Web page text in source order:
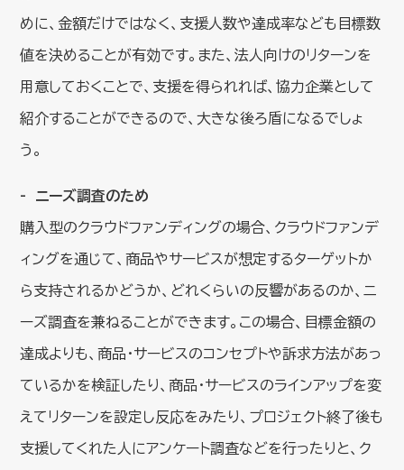
めに、金額だけではなく、支援人数や達成率なども目標数
値を決めることが有効です。また、法人向けのリターンを
用意しておくことで、支援を得られれば、協力企業として
紹介することができるので、大きな後ろ盾になるでしょ
う。
ニーズ調査のため
購入型のクラウドファンディングの場合、クラウドファンデ
ィングを通じて、商品やサービスが想定するターゲットか
ら支持されるかどうか、どれくらいの反響があるのか、ニ
ーズ調査を兼ねることができます。この場合、目標金額の
達成よりも、商品・サービスのコンセプトや訴求方法があっ
ているかを検証したり、商品・サービスのラインアップを変
えてリターンを設定し反応をみたり、プロジェクト終了後も
支援してくれた人にアンケート調査などを行ったりと、ク